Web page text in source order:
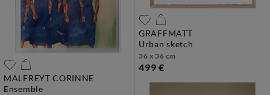
MALFREYT CORINNE
ensemble
GRAFFMATT
urban sketch
36 x 36 cm
499 €